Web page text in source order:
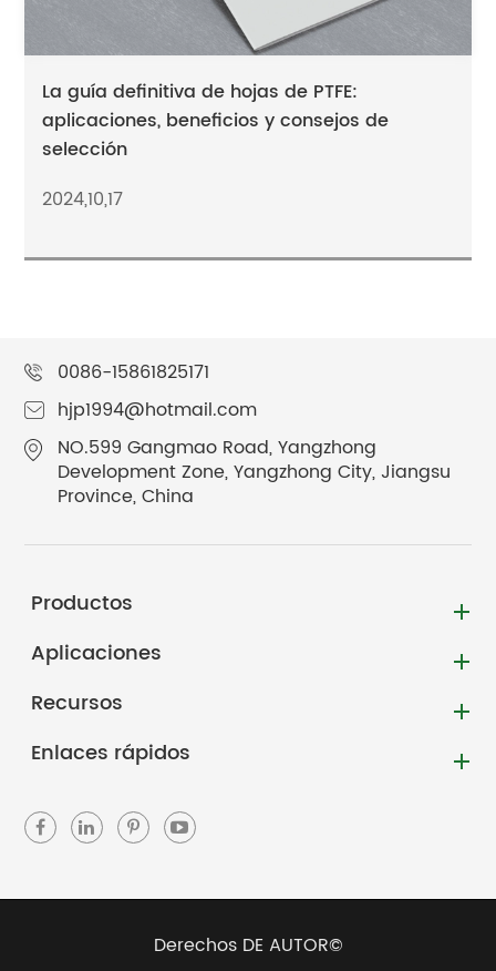
La guía definitiva de hojas de PTFE:
aplicaciones, beneficios y consejos de
selección
2024,10,17
0086-15861825171
hjp1994@hotmail.com
NO.599 Gangmao Road, Yangzhong
Development Zone, Yangzhong City, Jiangsu
Province, China
Productos
Aplicaciones
Recursos
Enlaces rápidos
Derechos DE AUTOR©